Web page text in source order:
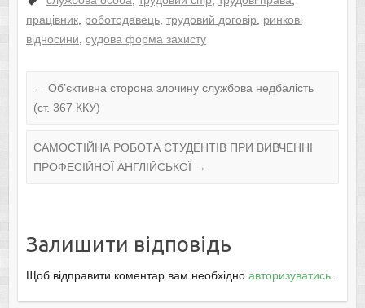
працівник, роботодавець, трудовий договір, ринкові
відносини, судова форма захисту
← Об’єктивна сторона злочину службова недбалість
(ст. 367 ККУ)
САМОСТІЙНА РОБОТА СТУДЕНТІВ ПРИ ВИВЧЕННІ
ПРОФЕСІЙНОЇ АНГЛІЙСЬКОЇ →
Залишити відповідь
Щоб відправити коментар вам необхідно авторизуватись.